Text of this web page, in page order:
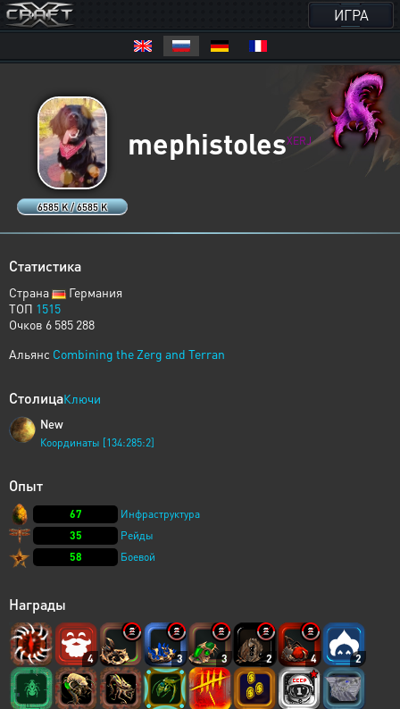
ИГРА
6585 K / 6585 K
mephistolesXERJ
Статистика
Страна
Германия
ТОП 1515
Очков 6 585 288
Альянс Combining the Zerg and Terran
СтолицаКлючи
New
Координаты [134:285:2]
Опыт
67
Инфраструктура
35
Рейды
58
Боевой
Награды
4 3 3 2 4 2